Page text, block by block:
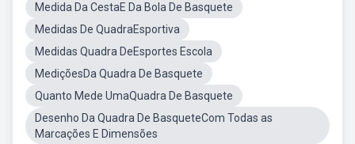
Medida Da CestaE Da Bola De Basquete
Medidas De QuadraEsportiva
Medidas Quadra DeEsportes Escola
MediçõesDa Quadra De Basquete
Quanto Mede UmaQuadra De Basquete
Desenho Da Quadra De BasqueteCom Todas as
Marcações E Dimensões